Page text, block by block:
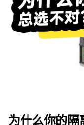
为什么你的隔